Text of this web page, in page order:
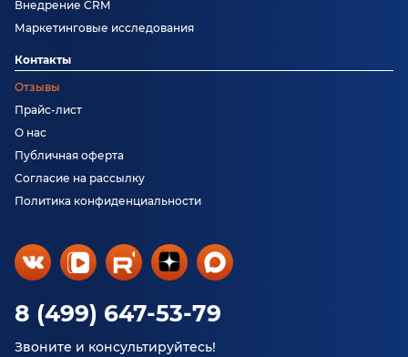
8 (499) 647-53-79
Звоните и консультируйтесь!
Внедрение CRM
Маркетинговые исследования
Контакты
Отзывы
Прайс-лист
О нас
Публичная оферта
Согласие на рассылку
Политика конфиденциальности